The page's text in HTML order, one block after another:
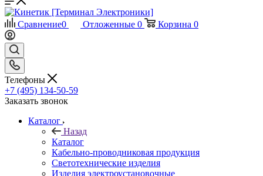
Сравнение0 Отложенные 0 Корзина 0
Телефоны
+7 (495) 134-50-59
Заказать звонок
Каталог
Назад
Каталог
Кабельно-проводниковая продукция
Светотехнические изделия
Изделия электроустановочные